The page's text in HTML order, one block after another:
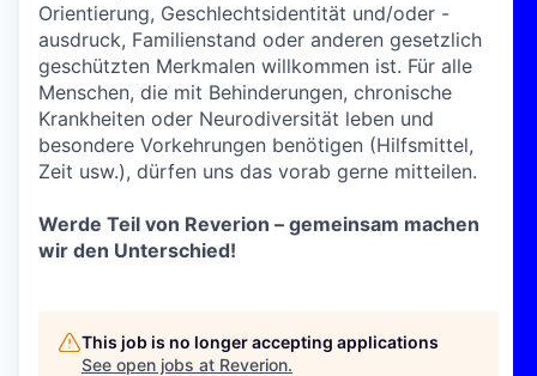
Orientierung, Geschlechtsidentität und/oder -
ausdruck, Familienstand oder anderen gesetzlich
geschützten Merkmalen willkommen ist. Für alle
Menschen, die mit Behinderungen, chronische
Krankheiten oder Neurodiversität leben und
besondere Vorkehrungen benötigen (Hilfsmittel,
Zeit usw.), dürfen uns das vorab gerne mitteilen.
Werde Teil von Reverion – gemeinsam machen
wir den Unterschied!
This job is no longer accepting applications
See open jobs at Reverion.